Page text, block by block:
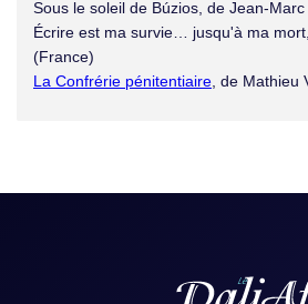
Sous le soleil de Búzios, de Jean-
Écrire est ma survie… jusqu'à ma
(France)
La Confrérie pénitentiaire , de Mathieu